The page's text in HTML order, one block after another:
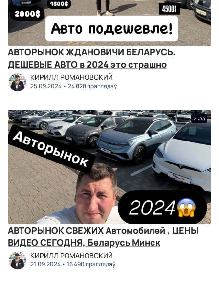
АВТОРЫНОК ЖДАНОВИЧИ БЕЛАРУСЬ.
ДЕШЕВЫЕ АВТО в 2024 это страшно
КИРИЛЛ РОМАНОВСКИЙ
25.09.2024 24 828 праглядаў
21:33
АВТОРЫНОК СВЕЖИХ Автомобилей , ЦЕНЫ
ВИДЕО СЕГОДНЯ, Беларусь Минск
КИРИЛЛ РОМАНОВСКИЙ
21.09.2024 16 490 праглядаў